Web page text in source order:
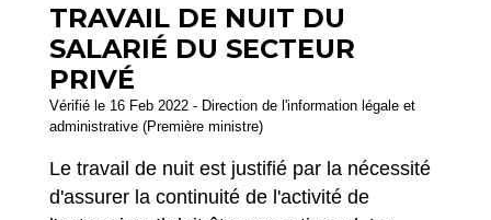
TRAVAIL DE NUIT DU
SALARIÉ DU SECTEUR
PRIVÉ
Vérifié le 16 Feb 2022 - Direction de l'information légale et
administrative (Première ministre)
Le travail de nuit est justifié par la nécessité
d'assurer la continuité de l'activité de